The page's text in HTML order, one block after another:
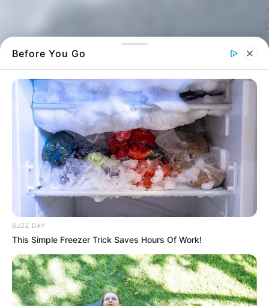
Χιλιάδες πουλιά facebook
Άφωνοι με τα χιλιάδες πουλιά σε ουρανό
Before You Go
BUZZ DAY
This Simple Freezer Trick Saves Hours Of Work!